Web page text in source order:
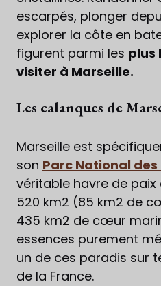
escarpés, plonger
explorer la côte en
figurent parmi les plus
visiter à Marseille.
Les calanques de
Marseille est
son Parc National
véritable havre de
520 km2 (85 km2 de
435 km2 de cœur
essences purement
un de ces paradis sur
de la France.